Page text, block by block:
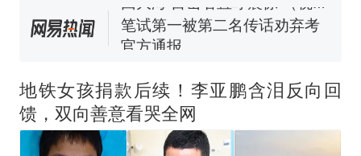
来源：参考消息）
笔试第一被第二名传话劝弃考
官方通报
因老师一句“跟我回家”改写了
人生
地铁女孩捐款后续！李亚鹏含泪反向回
馈，双向善意看哭全网